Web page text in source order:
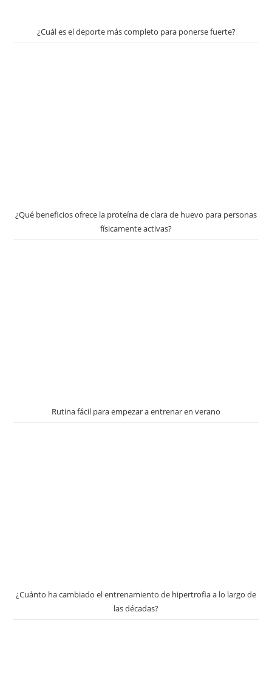
¿Cuál es el deporte más completo para ponerse fuerte?
¿Qué beneficios ofrece la proteína de clara de huevo para personas
físicamente activas?
Rutina fácil para empezar a entrenar en verano
¿Cuánto ha cambiado el entrenamiento de hipertrofia a lo largo de
las décadas?